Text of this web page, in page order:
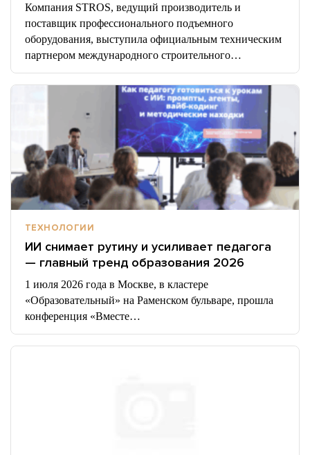
Компания STROS, ведущий производитель и
поставщик профессионального подъемного
оборудования, выступила официальным техническим
партнером международного строительного…
ТЕХНОЛОГИИ
ИИ снимает рутину и усиливает педагога
— главный тренд образования 2026
1 июля 2026 года в Москве, в кластере
«Образовательный» на Раменском бульваре, прошла
конференция «Вместе…